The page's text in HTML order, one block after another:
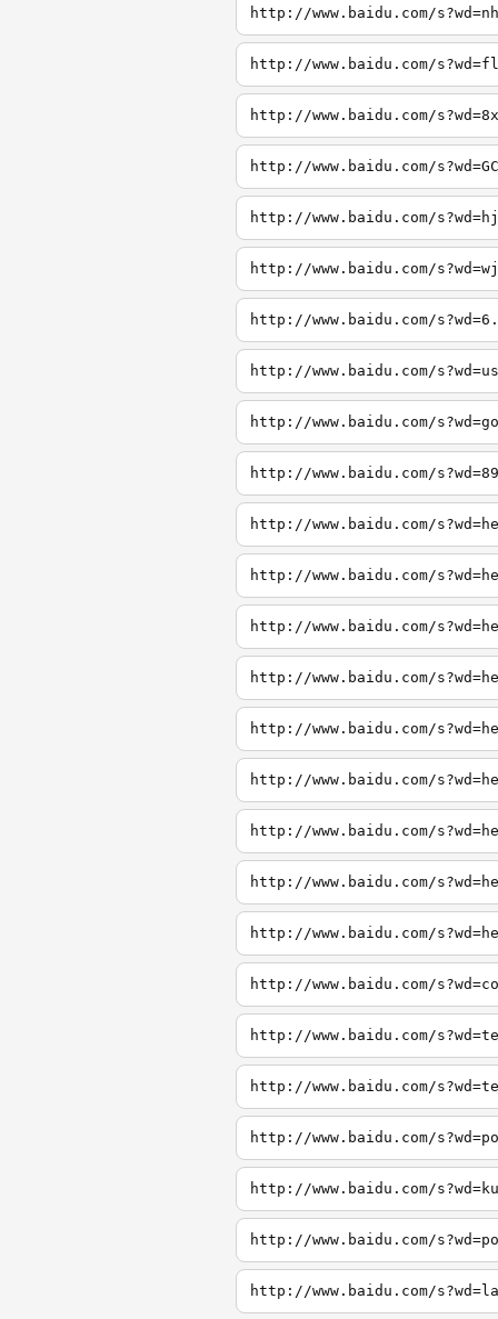
http://www.baidu.com/
http://www.baidu.com/
http://www.baidu.com/
http://www.baidu.com/
http://www.baidu.com/
http://www.baidu.com/
http://www.baidu.com/
http://www.baidu.com/
http://www.baidu.com/
http://www.baidu.com/
http://www.baidu.com/
http://www.baidu.com/
http://www.baidu.com/
http://www.baidu.com/
http://www.baidu.com/
http://www.baidu.com/
http://www.baidu.com/
http://www.baidu.com/
http://www.baidu.com/
http://www.baidu.com/
http://www.baidu.com/
http://www.baidu.com/
http://www.baidu.com/
http://www.baidu.com/
http://www.baidu.com/
http://www.baidu.com/